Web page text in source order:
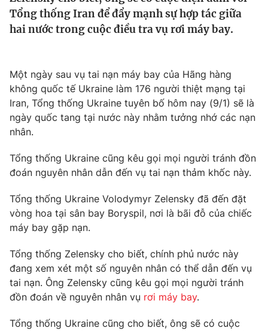
Thế giới
Tin tức
Câu chuyện quốc tế
Thị trường
Góc doanh nghiệp
Dữ liệu và đời sống
Truyền hình
Phim VTV
Hậu trường
Nhân vật
Khán giả
Giải sao mai
Điện ảnh
Âm nhạc
Sao
Đời sống
Du lịch
Làm đẹp
Chất lượng cuộc sống
Giáo dục
Tuyển sinh
Học trực tuyến
Công nghệ
Hitech Công nghệ tương lai
Sản phẩm
Thị trường
Giao lưu trực tuyến
Lịch phát sóng
Tổng thống Iran để đẩy mạnh sự hợp tác giữa
hai nước trong cuộc điều tra vụ rơi máy bay.
Một ngày sau vụ tai nạn máy bay của Hãng hàng
không quốc tế Ukraine làm 176 người thiệt mạng tại
Iran, Tổng thống Ukraine tuyên bố hôm nay (9/1) sẽ là
ngày quốc tang tại nước này nhằm tưởng nhớ các nạn
nhân.
Tổng thống Ukraine cũng kêu gọi mọi người tránh đồn
đoán nguyên nhân dẫn đến vụ tai nạn thảm khốc này.
Tổng thống Ukraine Volodymyr Zelensky đã đến đặt
vòng hoa tại sân bay Boryspil, nơi là bãi đỗ của chiếc
máy bay gặp nạn.
Tổng thống Zelensky cho biết, chính phủ nước này
đang xem xét một số nguyên nhân có thể dẫn đến vụ
tai nạn. Ông Zelensky cũng kêu gọi mọi người tránh
đồn đoán về nguyên nhân vụ rơi máy bay.
Tổng thống Ukraine cũng cho biết, ông sẽ có cuộc